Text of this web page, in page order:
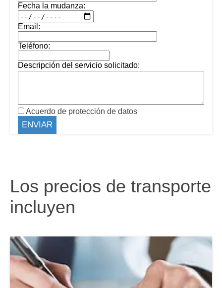
Fecha la mudanza:
Email:
Teléfono:
Descripción del servicio solicitado:
Acuerdo de protección de datos
Los precios de transporte
incluyen